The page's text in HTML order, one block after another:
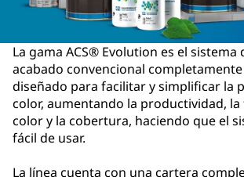
La gama ACS® Evolution es el
acabado convencional
diseñado para facilitar y simplificar la
color, aumentando la productividad,
color y la cobertura, haciendo que el
fácil de usar.
La línea cuenta con una cartera